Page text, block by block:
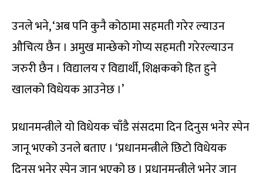
उनले भने, ‘अब पनि कुनै कोठामा सहमती गरेर ल्याउन
औचित्य छैन । अमुख मान्छेको गोप्य सहमती गरेरल्याउन
जरुरी छैन । विद्यालय र विद्यार्थी, शिक्षकको हित हुने
खालको विधेयक आउनेछ ।’
प्रधानमन्त्रीले यो विधेयक चाँडै संसदमा दिन दिनुस भनेर स्पेन
जानू भएको उनले बताए । ‘प्रधानमन्त्रीले छिटो विधेयक